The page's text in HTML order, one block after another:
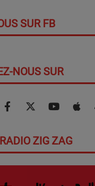
SUR FB
NOUS SUR
ZIG ZAG